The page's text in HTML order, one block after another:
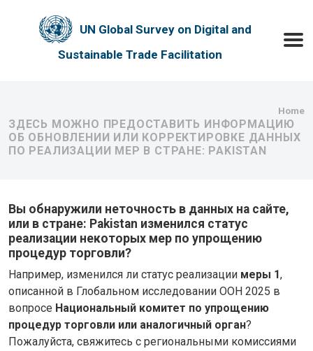
UN Global Survey on Digital and
Sustainable Trade Facilitation
Home
ЗДЕСЬ МОЖНО ПРЕДОСТАВИТЬ ИНФОРМАЦИЮ
ОБ ОБНОВЛЕНИИ ИЛИ КОРРЕКТИРОВКЕ ДАННЫХ
ПО РЕАЛИЗАЦИИ МЕР В СТРАНЕ: PAKISTAN
Вы обнаружили неточность в данных на сайте,
или в стране: Pakistan изменился статус
реализации некоторых мер по упрощению
процедур торговли?
Например, изменился ли статус реализации меры 1,
описанной в Глобальном исследовании ООН 2025 в
вопросе Национальный комитет по упрощению
процедур торговли или аналогичный орган?
Пожалуйста, свяжитесь с региональными комиссиями